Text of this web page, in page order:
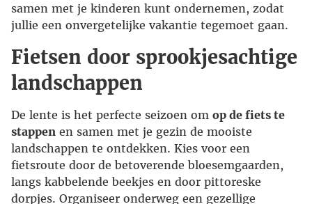
samen met je kinderen kunt ondernemen, zodat
jullie een onvergetelijke vakantie tegemoet gaan.
Fietsen door sprookjesachtige
landschappen
De lente is het perfecte seizoen om op de fiets te
stappen en samen met je gezin de mooiste
landschappen te ontdekken. Kies voor een
fietsroute door de betoverende bloesemgaarden,
langs kabbelende beekjes en door pittoreske
dorpjes. Organiseer onderweg een gezellige